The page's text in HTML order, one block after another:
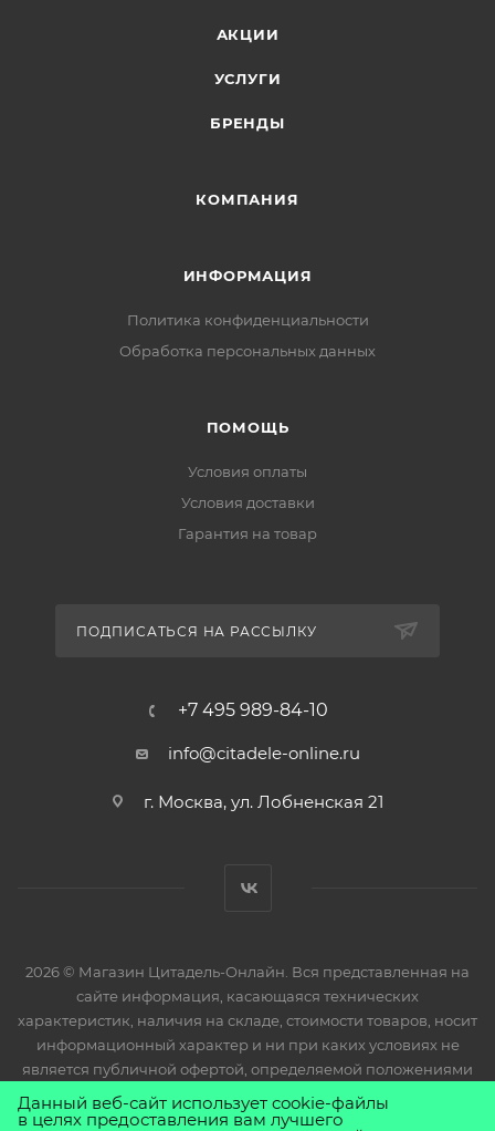
АКЦИИ
УСЛУГИ
БРЕНДЫ
КОМПАНИЯ
ИНФОРМАЦИЯ
Политика конфиденциальности
Обработка персональных данных
ПОМОЩЬ
Условия оплаты
Условия доставки
Гарантия на товар
ПОДПИСАТЬСЯ НА РАССЫЛКУ
+7 495 989-84-10
info@citadele-online.ru
г. Москва, ул. Лобненская 21
2026 © Магазин Цитадель-Онлайн. Вся представленная на
сайте информация, касающаяся технических
характеристик, наличия на складе, стоимости товаров, носит
информационный характер и ни при каких условиях не
является публичной офертой, определяемой положениями
Статьи 437(2) Гражданского кодекса РФ.
Данный веб-сайт использует cookie-файлы
в целях предоставления вам лучшего